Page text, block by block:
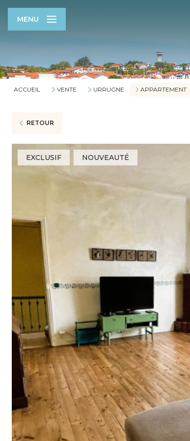
MENU
ACCUEIL VENTE URRUGNE APPARTEMENT
RETOUR
EXCLUSIF NOUVEAUTÉ